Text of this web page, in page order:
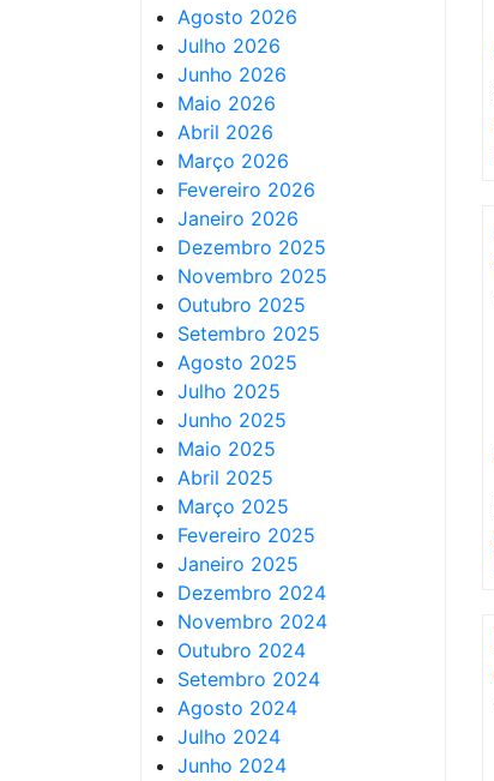
Agosto 2026
Julho 2026
Junho 2026
Maio 2026
Abril 2026
Março 2026
Fevereiro 2026
Janeiro 2026
Dezembro 2025
Novembro 2025
Outubro 2025
Setembro 2025
Agosto 2025
Julho 2025
Junho 2025
Maio 2025
Abril 2025
Março 2025
Fevereiro 2025
Janeiro 2025
Dezembro 2024
Novembro 2024
Outubro 2024
Setembro 2024
Agosto 2024
Julho 2024
Junho 2024